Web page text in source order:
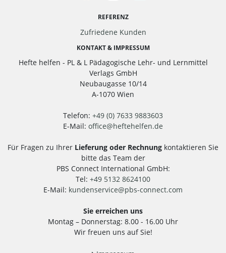
REFERENZ
Zufriedene Kunden
KONTAKT & IMPRESSUM
Hefte helfen - PL & L Pädagogische Lehr- und Lernmittel
Verlags GmbH
Neubaugasse 10/14
A-1070 Wien
Telefon: +49 (0) 7633 9883603
E-Mail: office@heftehelfen.de
Für Fragen zu Ihrer Lieferung oder Rechnung kontaktieren Sie
bitte das Team der
PBS Connect International GmbH:
Tel: +49 5132 8624100
E-Mail: kundenservice@pbs-connect.com
Sie erreichen uns
Montag – Donnerstag: 8.00 - 16.00 Uhr
Wir freuen uns auf Sie!